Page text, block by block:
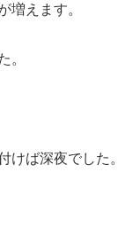
増えます。
。
けば深夜でした。